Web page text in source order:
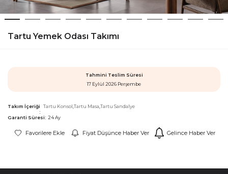
Tartu Yemek Odası Takımı
Tahmini Teslim Süresi
17 Eylül 2026 Perşembe
Takım İçeriği Tartu Konsol Tartu Masa Tartu Sandalye
Garanti Süresi: 24 Ay
Favorilere Ekle Fiyat Düşünce Haber Ver Gelince Haber Ver